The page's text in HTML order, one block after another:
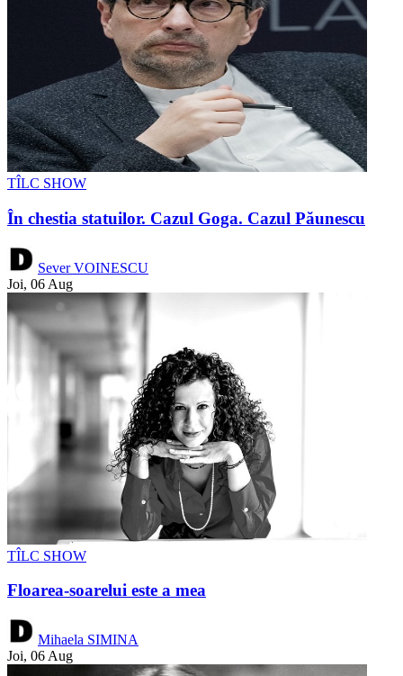
TÎLC SHOW
În chestia statuilor. Cazul Goga. Cazul Păunescu
Sever VOINESCU
Joi, 06 Aug
TÎLC SHOW
Floarea-soarelui este a mea
Mihaela SIMINA
Joi, 06 Aug